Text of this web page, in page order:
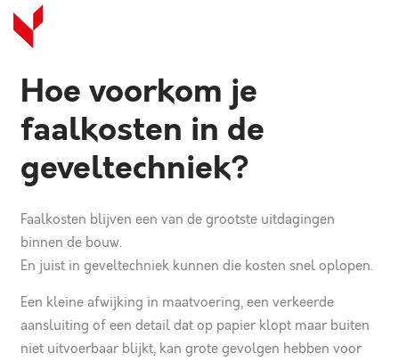
Hoe voorkom je
faalkosten in de
geveltechniek?
Faalkosten blijven een van de grootste uitdagingen
binnen de bouw.
En juist in geveltechniek kunnen die kosten snel oplopen.
Een kleine afwijking in maatvoering, een verkeerde
aansluiting of een detail dat op papier klopt maar buiten
niet uitvoerbaar blijkt, kan grote gevolgen hebben voor